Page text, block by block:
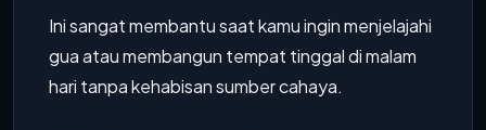
Ini sangat membantu saat kamu ingin menjelajahi
gua atau membangun tempat tinggal di malam
hari tanpa kehabisan sumber cahaya.